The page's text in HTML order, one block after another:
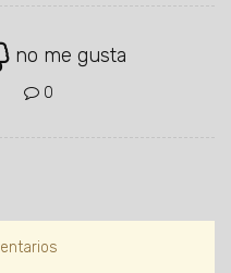
no me gusta
0